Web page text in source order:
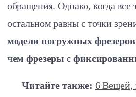
обращения. Однако, когда все
остальном равны с точки
модели погружных
чем фрезеры с
Читайте также: 6 Вещей,